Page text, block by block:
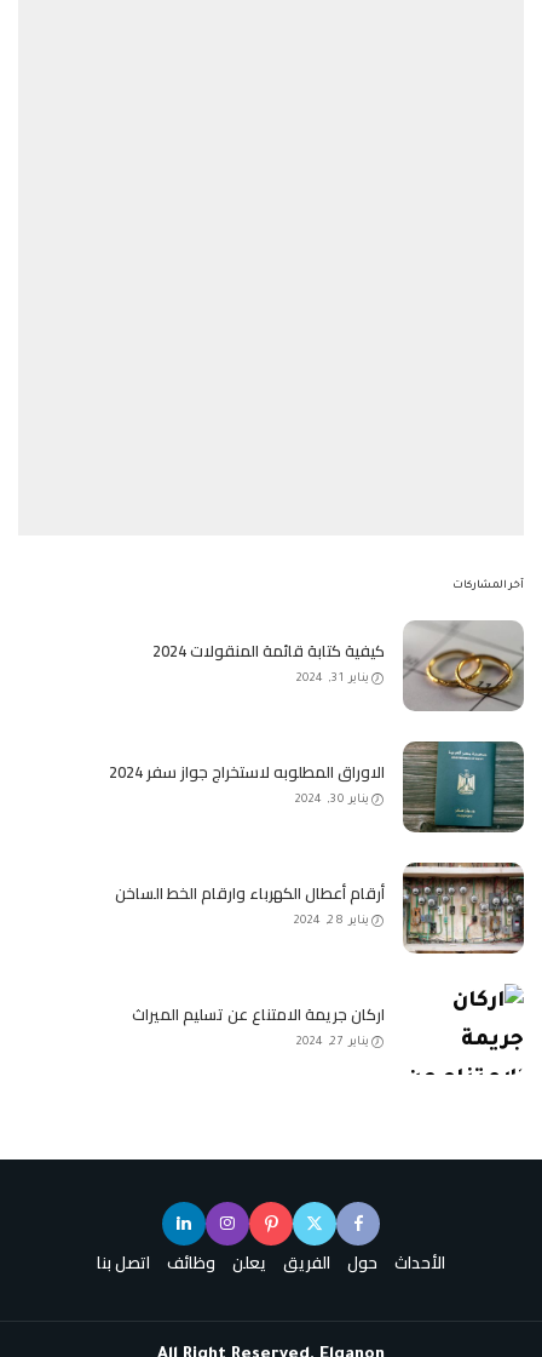
آخر المشاركات
كيفية كتابة قائمة المنقولات 2024
يناير 31, 2024
الاوراق المطلوبه لاستخراج جواز سفر 2024
يناير 30, 2024
أرقام أعطال الكهرباء وارقام الخط الساخن
يناير 28, 2024
اركان جريمة الامتناع عن تسليم الميراث
يناير 27, 2024
الأحداث حول الفريق يعلن وظائف اتصل بنا